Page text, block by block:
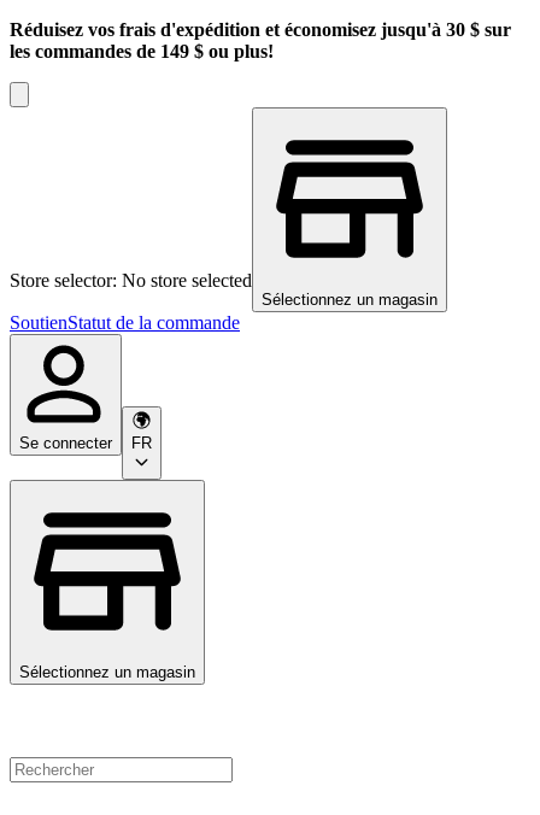
Réduisez vos frais d'expédition et économisez jusqu'à 30 $ sur
les commandes de 149 $ ou plus!
Store selector: No store selected
Sélectionnez un magasin
SoutienStatut de la commande
Se connecter FR
Sélectionnez un magasin